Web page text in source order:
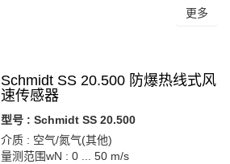
更多
Schmidt SS 20.500 防爆热线式风
速传感器
型号 : Schmidt SS 20.500
介质 : 空气/氮气(其他)
量测范围wN : 0 ... 50 m/s